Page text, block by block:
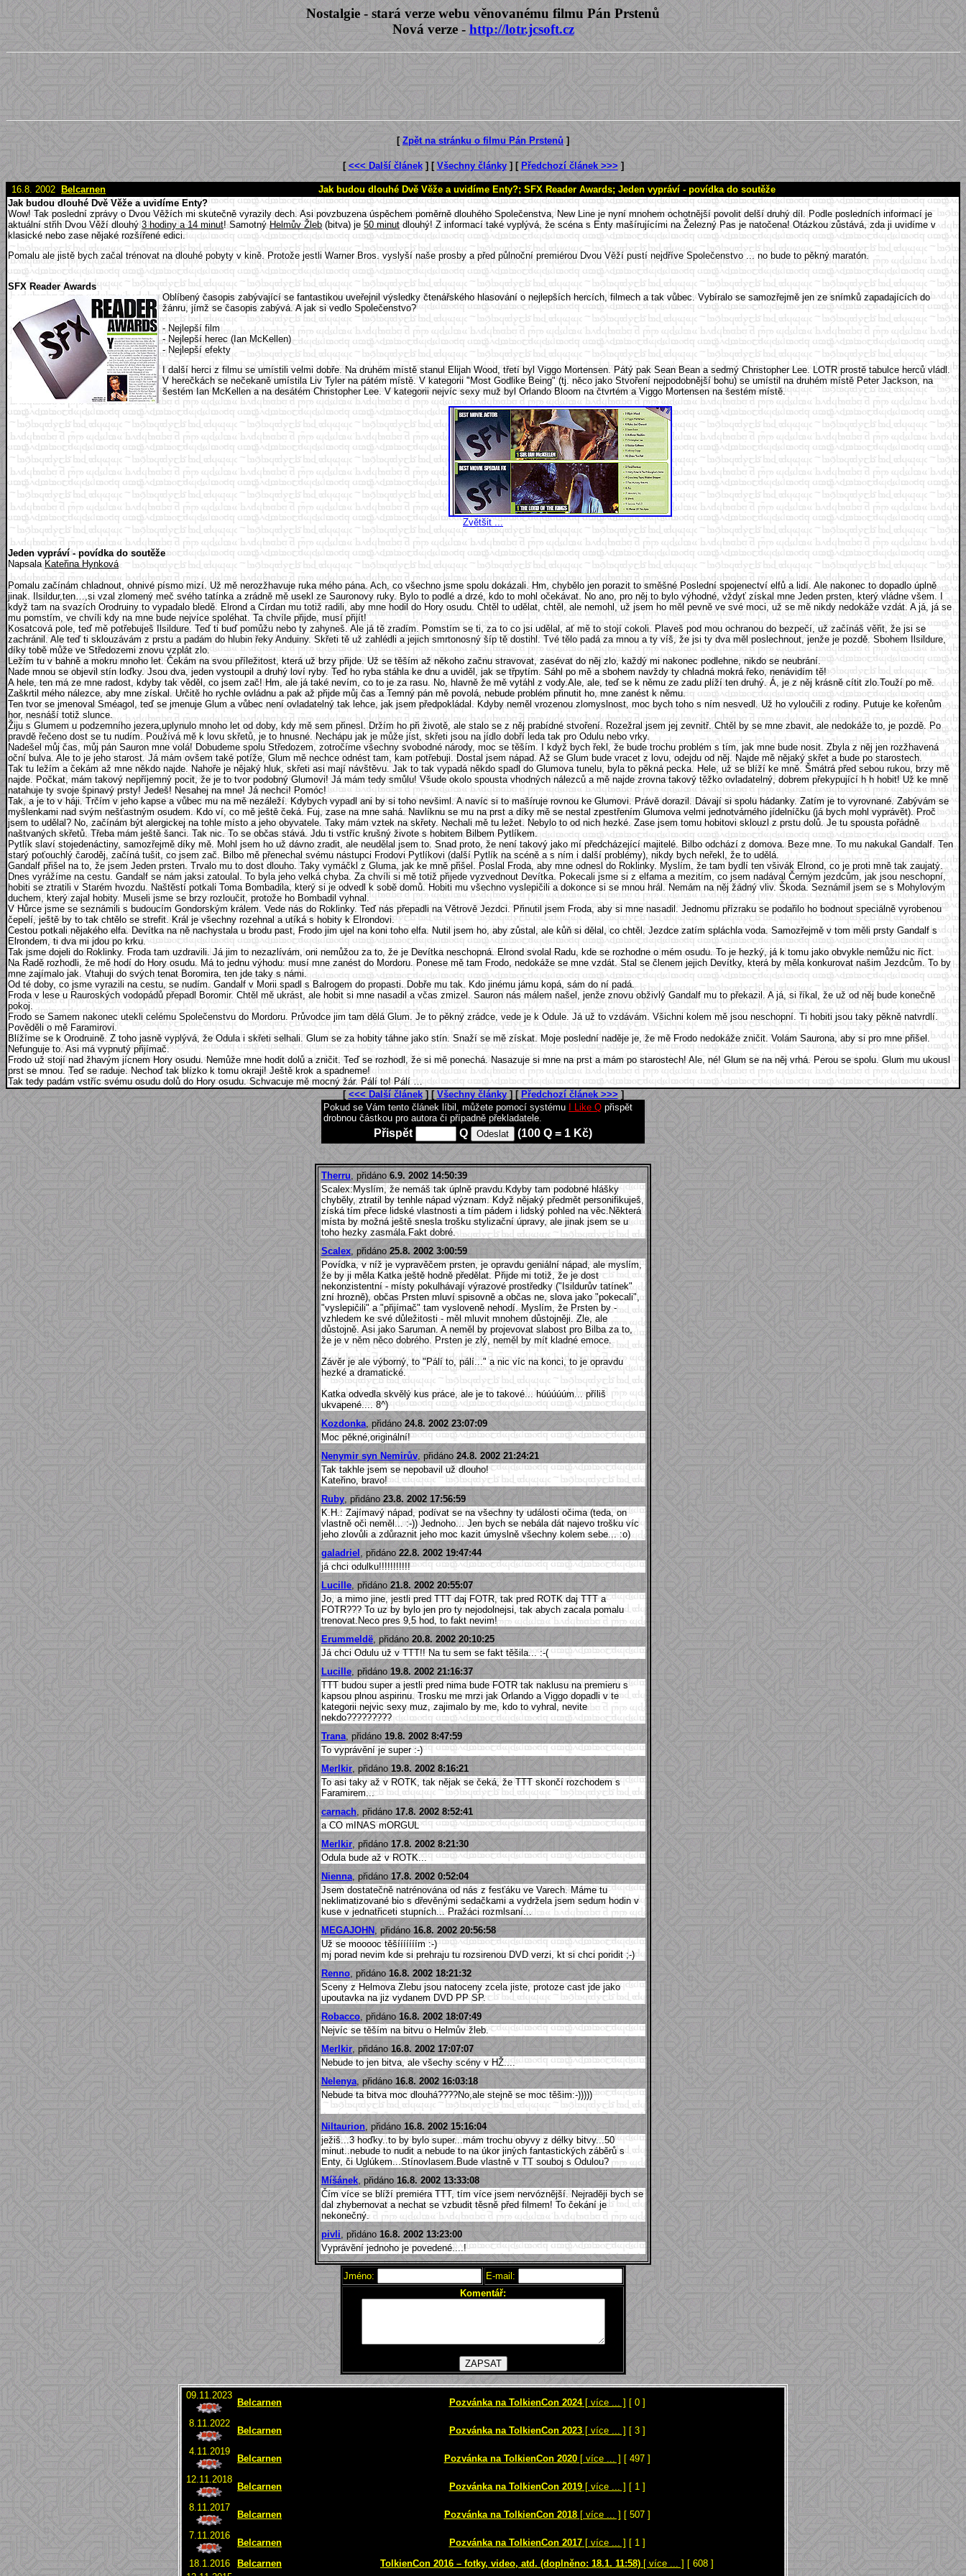
Nostalgie - stará verze webu věnovanému filmu Pán Prstenů
Nová verze - http://lotr.jcsoft.cz
[ Zpět na stránku o filmu Pán Prstenů ]
[ <<< Další článek] [ Všechny články] [ Předchozí článek >>> ]
16.8. 2002 Belcarnen
Jak budou dlouhé Dvě Věže a uvidíme Enty?; SFX Reader Awards; Jeden vypráví - povídka do soutěže
Jak budou dlouhé Dvě Věže a uvidíme Enty?
Wow! Tak poslední zprávy o Dvou Věžích mi skutečně vyrazily dech. Asi povzbuzena úspěchem poměrně dlouhého Společenstva, New Line je nyní mnohem ochotnější povolit delší druhý díl. Podle posledních informací je
aktuální střih Dvou Věží dlouhý3 hodiny a 14 minut! SamotnýHelmův Žleb(bitva) je50 minutdlouhý! Z informací také vyplývá, že scéna s Enty mašírujícími na Železný Pas je natočena! Otázkou zůstává, zda ji uvidíme v
klasické nebo zase nějaké rozšířené edici.
Pomalu ale jistě bych začal trénovat na dlouhé pobyty v kině. Protože jestli Warner Bros. vyslyší naše prosby a před půlnoční premiérou Dvou Věží pustí nejdříve Společenstvo ... no bude to pěkný maratón.
SFX Reader Awards
Oblíbený časopis zabývající se fantastikou uveřejnil výsledky čtenářského hlasování o nejlepších hercích, filmech a tak vůbec. Vybíralo se samozřejmě jen ze snímků zapadajících do
žánru, jímž se časopis zabývá. A jak si vedlo Společenstvo?
- Nejlepší film
- Nejlepší herec (Ian McKellen)
- Nejlepší efekty
I další herci z filmu se umístili velmi dobře. Na druhém místě stanul Elijah Wood, třetí byl Viggo Mortensen. Pátý pak Sean Bean a sedmý Christopher Lee. LOTR prostě tabulce herců vládl.
V herečkách se nečekaně umístila Liv Tyler na pátém místě. V kategorii "Most Godlike Being" (tj. něco jako Stvoření nejpodobnější bohu) se umístil na druhém místě Peter Jackson, na
šestém Ian McKellen a na desátém Christopher Lee. V kategorii nejvíc sexy muž byl Orlando Bloom na čtvrtém a Viggo Mortensen na šestém místě.
Zvětšit ...
Jeden vypráví - povídka do soutěže
NapsalaKateřina Hynková
Pomalu začínám chladnout, ohnivé písmo mizí. Už mě nerozžhavuje ruka mého pána. Ach, co všechno jsme spolu dokázali. Hm, chybělo jen porazit to směšné Poslední spojenectví elfů a lidí. Ale nakonec to dopadlo úplně
jinak. Ilsildur,ten…,si vzal zlomený meč svého tatínka a zrádně mě usekl ze Sauronovy ruky. Bylo to podlé a drzé, kdo to mohl očekávat. No ano, pro něj to bylo výhodné, vždyť získal mne Jeden prsten, který vládne všem. I
když tam na svazích Orodruiny to vypadalo bledě. Elrond a Círdan mu totiž radili, aby mne hodil do Hory osudu. Chtěl to udělat, chtěl, ale nemohl, už jsem ho měl pevně ve své moci, už se mě nikdy nedokáže vzdát. A já, já se
mu pomstím, ve chvíli kdy na mne bude nejvíce spoléhat. Ta chvíle přijde, musí přijít!
Kosatcová pole, teď mě potřebuješ Ilsildure. Teď ti buď pomůžu nebo ty zahyneš. Ale já tě zradím. Pomstím se ti, za to co jsi udělal, ať mě to stojí cokoli. Plaveš pod mou ochranou do bezpečí, už začínáš věřit, že jsi se
zachránil. Ale teď ti sklouzávám z prstu a padám do hlubin řeky Anduiny. Skřeti tě už zahlédli a jejich smrtonosný šíp tě dostihl. Tvé tělo padá za mnou a ty víš, že jsi ty dva měl poslechnout, jenže je pozdě. Sbohem Ilsildure,
díky tobě může ve Středozemi znovu vzplát zlo.
Ležím tu v bahně a mokru mnoho let. Čekám na svou příležitost, která už brzy přijde. Už se těším až někoho začnu stravovat, zasévat do něj zlo, každý mi nakonec podlehne, nikdo se neubrání.
Nade mnou se objevil stín loďky. Jsou dva, jeden vystoupil a druhý loví ryby. Teď ho ryba stáhla ke dnu a uviděl, jak se třpytím. Sáhl po mě a sbohem navždy ty chladná mokrá řeko, nenávidím tě!
A hele, ten má ze mne radost, kdyby tak věděl, co jsem zač! Hm, ale já také nevím, co to je za rasu. No, hlavně že mě vytáhl z vody.Ale, ale, teď se k němu ze zadu plíží ten druhý. Á, je z něj krásně cítit zlo.Touží po mě.
Zaškrtil mého nálezce, aby mne získal. Určitě ho rychle ovládnu a pak až přijde můj čas a Temný pán mě povolá, nebude problém přinutit ho, mne zanést k němu.
Ten tvor se jmenoval Sméagol, teď se jmenuje Glum a vůbec není ovladatelný tak lehce, jak jsem předpokládal. Kdyby neměl vrozenou zlomyslnost, moc bych toho s ním nesvedl. Už ho vyloučili z rodiny. Putuje ke kořenům
hor, nesnáší totiž slunce.
Žiju s Glumem u podzemního jezera,uplynulo mnoho let od doby, kdy mě sem přinesl. Držím ho při životě, ale stalo se z něj prabídné stvoření. Rozežral jsem jej zevnitř. Chtěl by se mne zbavit, ale nedokáže to, je pozdě. Po
pravdě řečeno dost se tu nudím. Používá mě k lovu skřetů, je to hnusné. Nechápu jak je může jíst, skřeti jsou na jídlo dobří leda tak pro Odulu nebo vrky.
Nadešel můj čas, můj pán Sauron mne volá! Dobudeme spolu Středozem, zotročíme všechny svobodné národy, moc se těším. I když bych řekl, že bude trochu problém s tím, jak mne bude nosit. Zbyla z něj jen rozžhavená
oční bulva. Ale to je jeho starost. Já mám ovšem také potíže, Glum mě nechce odnést tam, kam potřebuji. Dostal jsem nápad. Až se Glum bude vracet z lovu, odejdu od něj. Najde mě nějaký skřet a bude po starostech.
Tak tu ležím a čekám až mne někdo najde. Nahoře je nějaký hluk, skřeti asi mají návštěvu. Jak to tak vypadá někdo spadl do Glumova tunelu, byla to pěkná pecka. Hele, už se blíží ke mně. Šmátrá před sebou rukou, brzy mě
najde. Počkat, mám takový nepříjemný pocit, že je to tvor podobný Glumovi! Já mám tedy smůlu! Všude okolo spousta vhodných nálezců a mě najde zrovna takový těžko ovladatelný, dobrem překypující h h hobit! Už ke mně
natahuje ty svoje špinavý prsty! Jedeš! Nesahej na mne! Já nechci! Pomóc!
Tak, a je to v háji. Trčím v jeho kapse a vůbec mu na mě nezáleží. Kdybych vypadl ani by si toho nevšiml. A navíc si to mašíruje rovnou ke Glumovi. Právě dorazil. Dávají si spolu hádanky. Zatím je to vyrovnané. Zabývám se
myšlenkami nad svým nešťastným osudem. Kdo ví, co mě ještě čeká. Fuj, zase na mne sahá. Navlíknu se mu na prst a díky mě se nestal zpestřením Glumova velmi jednotvárného jídelníčku (já bych mohl vyprávět). Proč
jsem to udělal? No, začínám být alergickej na tohle místo a jeho obyvatele. Taky mám vztek na skřety. Nechali mě tu ležet. Nebylo to od nich hezké. Zase jsem tomu hobitovi sklouzl z prstu dolů. Je tu spousta pořádně
naštvaných skřetů. Třeba mám ještě šanci. Tak nic. To se občas stává. Jdu ti vstříc krušný živote s hobitem Bilbem Pytlíkem.
Pytlík slaví stojedenáctiny, samozřejmě díky mě. Mohl jsem ho už dávno zradit, ale neudělal jsem to. Snad proto, že není takový jako mí předcházející majitelé. Bilbo odchází z domova. Beze mne. To mu nakukal Gandalf. Ten
starý poťouchlý čaroděj, začíná tušit, co jsem zač. Bilbo mě přenechal svému nástupci Frodovi Pytlíkovi (další Pytlík na scéně a s ním i další problémy), nikdy bych neřekl, že to udělá.
Gandalf přišel na to, že jsem Jeden prsten. Trvalo mu to dost dlouho. Taky vymáčkl z Gluma, jak ke mně přišel. Poslal Froda, aby mne odnesl do Roklinky. Myslím, že tam bydlí ten všivák Elrond, co je proti mně tak zaujatý.
Dnes vyrážíme na cestu. Gandalf se nám jaksi zatoulal. To byla jeho velká chyba. Za chvíli si mě totiž přijede vyzvednout Devítka. Pokecali jsme si z elfama a mezitím, co jsem nadával Černým jezdcům, jak jsou neschopní,
hobiti se ztratili v Starém hvozdu. Naštěstí potkali Toma Bombadila, který si je odvedl k sobě domů. Hobiti mu všechno vyslepičili a dokonce si se mnou hrál. Nemám na něj žádný vliv. Škoda. Seznámil jsem se s Mohylovým
duchem, který zajal hobity. Museli jsme se brzy rozloučit, protože ho Bombadil vyhnal.
V Hůrce jsme se seznámili s budoucím Gondorským králem. Vede nás do Roklinky. Teď nás přepadli na Větrově Jezdci. Přinutil jsem Froda, aby si mne nasadil. Jednomu přízraku se podařilo ho bodnout speciálně vyrobenou
čepelí, ještě by to tak chtělo se strefit. Král je všechny rozehnal a utíká s hobity k Elrondovi.
Cestou potkali nějakého elfa. Devítka na ně nachystala u brodu past, Frodo jim ujel na koni toho elfa. Nutil jsem ho, aby zůstal, ale kůň si dělal, co chtěl. Jezdce zatím spláchla voda. Samozřejmě v tom měli prsty Gandalf s
Elrondem, ti dva mi jdou po krku.
Tak jsme dojeli do Roklinky. Froda tam uzdravili. Já jim to nezazlívám, oni nemůžou za to, že je Devítka neschopná. Elrond svolal Radu, kde se rozhodne o mém osudu. To je hezký, já k tomu jako obvykle nemůžu nic říct.
Na Radě rozhodli, že mě hodí do Hory osudu. Má to jednu výhodu: musí mne zanést do Mordoru. Ponese mě tam Frodo, nedokáže se mne vzdát. Stal se členem jejich Devítky, která by měla konkurovat našim Jezdcům. To by
mne zajímalo jak. Vtahuji do svých tenat Boromira, ten jde taky s námi.
Od té doby, co jsme vyrazili na cestu, se nudím. Gandalf v Morii spadl s Balrogem do propasti. Dobře mu tak. Kdo jinému jámu kopá, sám do ní padá.
Froda v lese u Rauroských vodopádů přepadl Boromir. Chtěl mě ukrást, ale hobit si mne nasadil a včas zmizel. Sauron nás málem našel, jenže znovu obživlý Gandalf mu to překazil. A já, si říkal, že už od něj bude konečně
pokoj.
Frodo se Samem nakonec utekli celému Společenstvu do Mordoru. Průvodce jim tam dělá Glum. Je to pěkný zrádce, vede je k Odule. Já už to vzdávám. Všichni kolem mě jsou neschopní. Ti hobiti jsou taky pěkně natvrdlí.
Pověděli o mě Faramirovi.
Blížíme se k Orodruině. Z toho jasně vyplývá, že Odula i skřeti selhali. Glum se za hobity táhne jako stín. Snaží se mě získat. Moje poslední naděje je, že mě Frodo nedokáže zničit. Volám Saurona, aby si pro mne přišel.
Nefunguje to. Asi má vypnutý přijímač.
Frodo už stojí nad žhavým jícnem Hory osudu. Nemůže mne hodit dolů a zničit. Teď se rozhodl, že si mě ponechá. Nasazuje si mne na prst a mám po starostech! Ale, né! Glum se na něj vrhá. Perou se spolu. Glum mu ukousl
prst se mnou. Teď se raduje. Nechoď tak blízko k tomu okraji! Ještě krok a spadneme!
Tak tedy padám vstříc svému osudu dolů do Hory osudu. Schvacuje mě mocný žár. Pálí to! Pálí …
[ <<< Další článek] [ Všechny články] [ Předchozí článek >>>]
Pokud se Vám tento článek líbil, můžete pomocí systému I Like Q přispět
drobnou částkou pro autora či případně překladatele.
Přispět Q (100 Q = 1 Kč)
Therru , přidáno 6.9. 2002 14:50:39
Scalex:Myslím, že nemáš tak úplně pravdu.Kdyby tam podobné hlášky
chyběly, ztratil by tenhle nápad význam. Když nějaký předmět personifikuješ,
získá tím přece lidské vlastnosti a tím pádem i lidský pohled na věc.Některá
místa by možná ještě snesla trošku stylizační úpravy, ale jinak jsem se u
toho hezky zasmála.Fakt dobré.
Scalex , přidáno 25.8. 2002 3:00:59
Povídka, v níž je vypravěčem prsten, je opravdu geniální nápad, ale myslím,
že by ji měla Katka ještě hodně předělat. Přijde mi totiž, že je dost
nekonzistentní - místy pokulhávají výrazové prostředky ("Isildurův tatínek"
zní hrozně), občas Prsten mluví spisovně a občas ne, slova jako "pokecali",
"vyslepičili" a "přijímač" tam vysloveně nehodí. Myslím, že Prsten by -
vzhledem ke své důležitosti - měl mluvit mnohem důstojněji. Zle, ale
důstojně. Asi jako Saruman. A neměl by projevovat slabost pro Bilba za to,
že je v něm něco dobrého. Prsten je zlý, neměl by mít kladné emoce.
Závěr je ale výborný, to "Pálí to, pálí..." a nic víc na konci, to je opravdu
hezké a dramatické.
Katka odvedla skvělý kus práce, ale je to takové... húúúúúm... příliš
ukvapené.... 8^)
Kozdonka, přidáno 24.8. 2002 23:07:09
Moc pěkné,originální!
Nenymir syn Nemirův , přidáno 24.8. 2002 21:24:21
Tak takhle jsem se nepobavil už dlouho!
Kateřino, bravo!
Ruby , přidáno 23.8. 2002 17:56:59
K.H.: Zajímavý nápad, podívat se na všechny ty události očima (teda, on
vlastně oči neměl... :-)) Jednoho... Jen bych se nebála dát najevo trošku víc
jeho zlovůli a zdůraznit jeho moc kazit úmyslně všechny kolem sebe... :o)
galadriel , přidáno 22.8. 2002 19:47:44
já chci odulku!!!!!!!!!!!
Lucille , přidáno 21.8. 2002 20:55:07
Jo, a mimo jine, jestli pred TTT daj FOTR, tak pred ROTK daj TTT a
FOTR??? To uz by bylo jen pro ty nejodolnejsi, tak abych zacala pomalu
trenovat.Neco pres 9,5 hod, to fakt nevim!
Erummeldë , přidáno 20.8. 2002 20:10:25
Já chci Odulu už v TTT!! Na tu sem se fakt těšila... :-(
Lucille , přidáno 19.8. 2002 21:16:37
TTT budou super a jestli pred nima bude FOTR tak naklusu na premieru s
kapsou plnou aspirinu. Trosku me mrzi jak Orlando a Viggo dopadli v te
kategorii nejvic sexy muz, zajimalo by me, kdo to vyhral, nevite
nekdo?????????
Trana , přidáno 19.8. 2002 8:47:59
To vyprávění je super :-)
Merlkir , přidáno 19.8. 2002 8:16:21
To asi taky až v ROTK, tak nějak se čeká, že TTT skončí rozchodem s
Faramirem...
carnach , přidáno 17.8. 2002 8:52:41
a CO mINAS mORGUL
Merlkir , přidáno 17.8. 2002 8:21:30
Odula bude až v ROTK...
Nienna , přidáno 17.8. 2002 0:52:04
Jsem dostatečně natrénována od nás z fesťáku ve Varech. Máme tu
neklimatizované bio s dřevěnými sedačkami a vydržela jsem sedum hodin v
kuse v jednatřiceti stupních... Pražáci rozmlsaní...
MEGAJOHN , přidáno 16.8. 2002 20:56:58
Už se mooooc těšííííííím :-)
mj porad nevim kde si prehraju tu rozsirenou DVD verzi, kt si chci poridit ;-)
Renno , přidáno 16.8. 2002 18:21:32
Sceny z Helmova Zlebu jsou natoceny zcela jiste, protoze cast jde jako
upoutavka na jiz vydanem DVD PP SP.
Robacco , přidáno 16.8. 2002 18:07:49
Nejvíc se těším na bitvu o Helmův žleb.
Merlkir , přidáno 16.8. 2002 17:07:07
Nebude to jen bitva, ale všechy scény v HŽ....
Nelenya , přidáno 16.8. 2002 16:03:18
Nebude ta bitva moc dlouhá????No,ale stejně se moc těšim:-)))))
Niltaurion , přidáno 16.8. 2002 15:16:04
ježiš...3 hoďky..to by bylo super...mám trochu obyvy z délky bitvy...50
minut..nebude to nudit a nebude to na úkor jiných fantastických záběrů s
Enty, či Uglúkem...Stínovlasem.Bude vlastně v TT souboj s Odulou?
Míšánek , přidáno 16.8. 2002 13:33:08
Čím více se blíží premiéra TTT, tím více jsem nervóznější. Nejraději bych se
dal zhybernovat a nechat se vzbudit těsně před filmem! To čekání je
nekonečný.
pivli , přidáno 16.8. 2002 13:23:00
Vyprávění jednoho je povedené....!
Jméno:
E-mail:
Komentář:
09.11.2023
Belcarnen Pozvánka na TolkienCon 2024[ více ... ] [ 0 ]
8.11.2022
Belcarnen Pozvánka na TolkienCon 2023[ více ... ] [ 3 ]
4.11.2019
Belcarnen Pozvánka na TolkienCon 2020[ více ... ] [ 497 ]
12.11.2018
Belcarnen Pozvánka na TolkienCon 2019[ více ... ] [ 1 ]
8.11.2017
Belcarnen Pozvánka na TolkienCon 2018[ více ... ] [ 507 ]
7.11.2016
Belcarnen Pozvánka na TolkienCon 2017[ více ... ] [ 1 ]
18.1.2016
Belcarnen TolkienCon 2016 – fotky, video, atd. (doplněno: 18.1. 11:58) [ více ... ] [ 608 ]